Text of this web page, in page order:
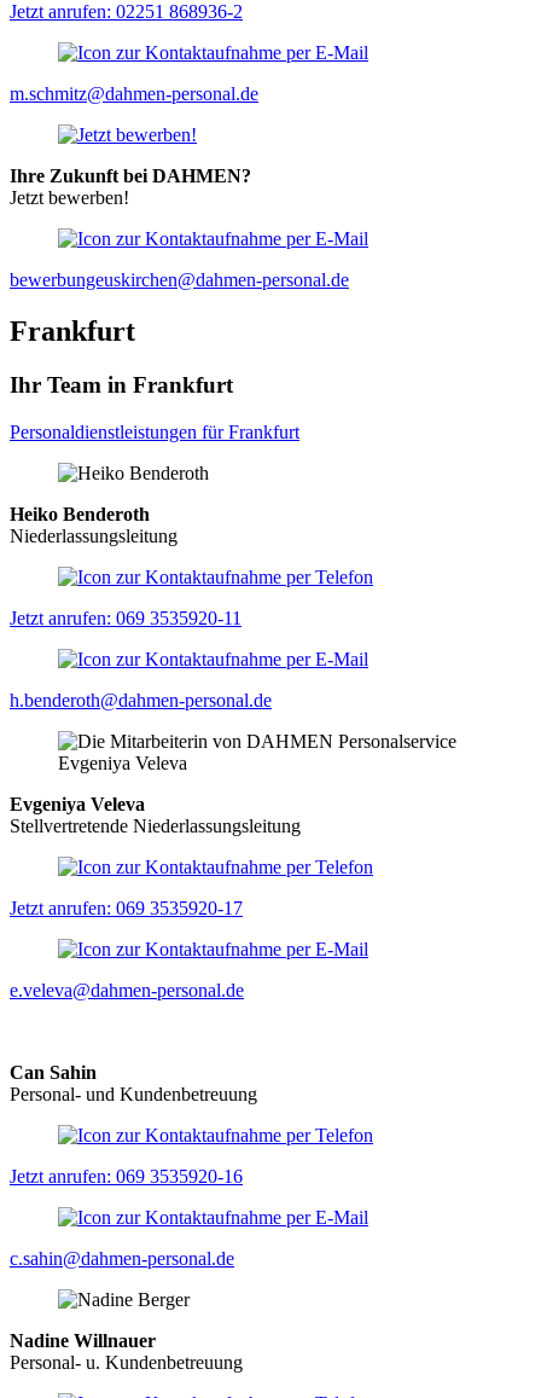
Jetzt anrufen: 02251 868936-2
m.schmitz@dahmen-personal.de
Ihre Zukunft bei DAHMEN?
Jetzt bewerben!
bewerbungeuskirchen@dahmen-personal.de
Frankfurt
Ihr Team in Frankfurt
Personaldienstleistungen für Frankfurt
Heiko Benderoth
Niederlassungsleitung
Jetzt anrufen: 069 3535920-11
h.benderoth@dahmen-personal.de
Evgeniya Veleva
Stellvertretende Niederlassungsleitung
Jetzt anrufen: 069 3535920-17
e.veleva@dahmen-personal.de
Can Sahin
Personal- und Kundenbetreuung
Jetzt anrufen: 069 3535920-16
c.sahin@dahmen-personal.de
Nadine Willnauer
Personal- u. Kundenbetreuung